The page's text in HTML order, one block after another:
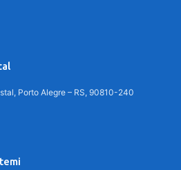
Porto Alegre – RS, 90810-240